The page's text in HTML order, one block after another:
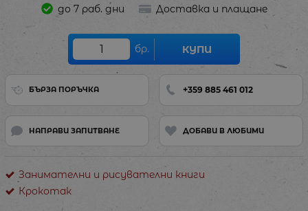
до 7 раб. дни Доставка и плащане
бр. КУПИ
БЪРЗА ПОРЪЧКА +359 885 461 012
НАПРАВИ ЗАПИТВАНЕ ДОБАВИ В ЛЮБИМИ
Занимателни и рисувателни книги
Крокотак